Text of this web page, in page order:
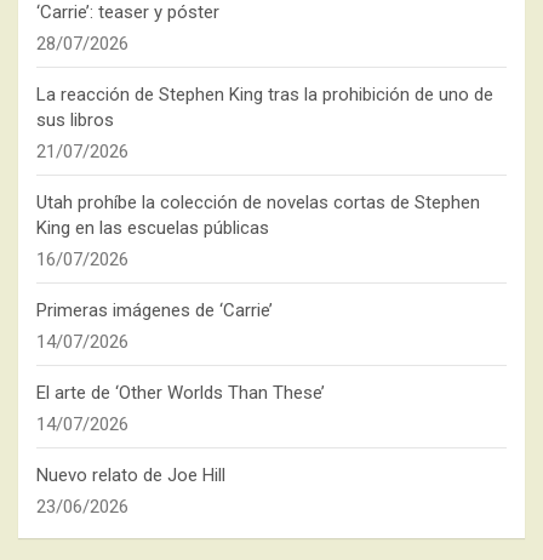
‘Carrie’: teaser y póster
28/07/2026
La reacción de Stephen King tras la prohibición de uno de
sus libros
21/07/2026
Utah prohíbe la colección de novelas cortas de Stephen
King en las escuelas públicas
16/07/2026
Primeras imágenes de ‘Carrie’
14/07/2026
El arte de ‘Other Worlds Than These’
14/07/2026
Nuevo relato de Joe Hill
23/06/2026